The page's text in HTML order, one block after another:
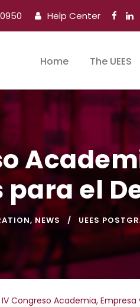
Help Center
Home The UEES
para el
, NEWS UEES
IV Congreso Academia,